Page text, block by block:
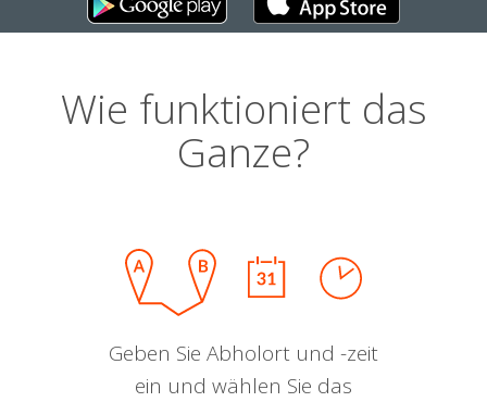
Wie funktioniert das
Ganze?
Geben Sie Abholort und -zeit
ein und wählen Sie das